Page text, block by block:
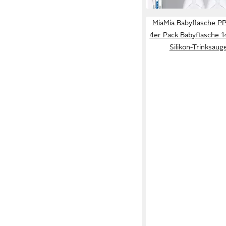
MiaMia Babyflasche
4er Pack Babyflasche
Silikon-